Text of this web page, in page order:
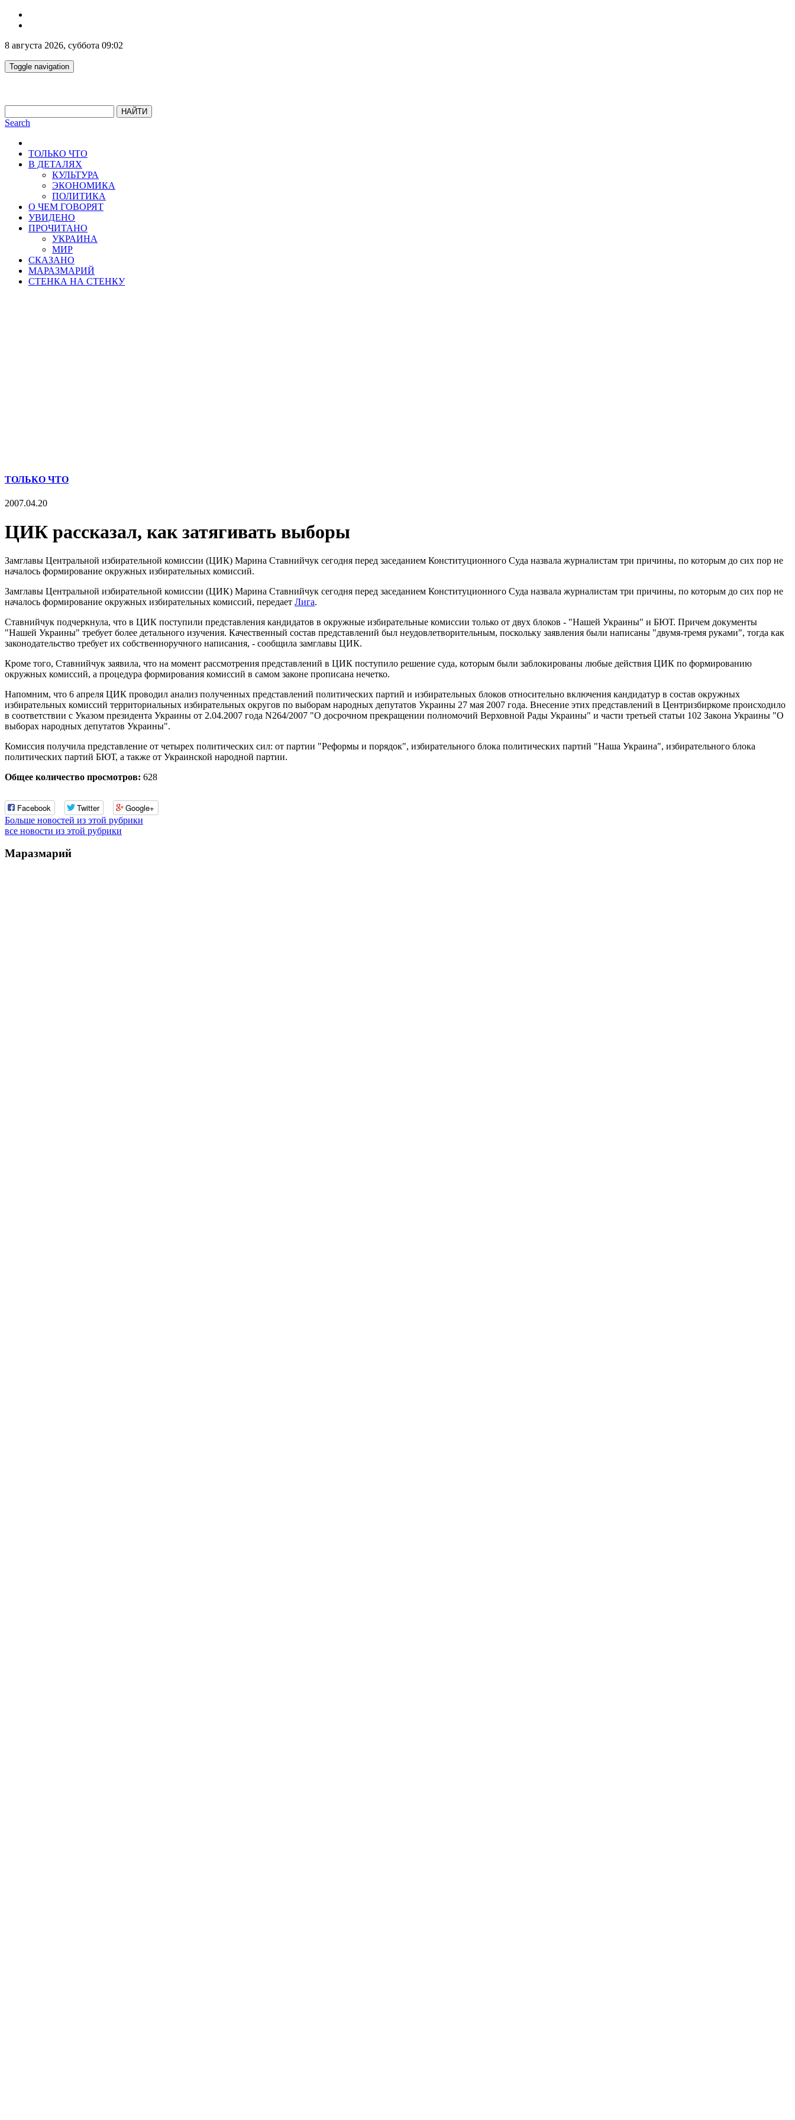
8 августа 2026, суббота 09:02
Toggle navigation
НАЙТИ
Search
ТОЛЬКО ЧТО
В ДЕТАЛЯХ
КУЛЬТУРА
ЭКОНОМИКА
ПОЛИТИКА
О ЧЕМ ГОВОРЯТ
УВИДЕНО
ПРОЧИТАНО
УКРАИНА
МИР
СКАЗАНО
МАРАЗМАРИЙ
СТЕНКА НА СТЕНКУ
ТОЛЬКО ЧТО
2007.04.20
ЦИК рассказал, как затягивать выборы
Замглавы Центральной избирательной комиссии (ЦИК) Марина Ставнийчук сегодня перед заседанием Конституционного Суда назвала журналистам три причины, по которым до сих пор не
началось формирование окружных избирательных комиссий.
Замглавы Центральной избирательной комиссии (ЦИК) Марина Ставнийчук сегодня перед заседанием Конституционного Суда назвала журналистам три причины, по которым до сих пор не
началось формирование окружных избирательных комиссий, передает Лига.
Ставнийчук подчеркнула, что в ЦИК поступили представления кандидатов в окружные избирательные комиссии только от двух блоков - "Нашей Украины" и БЮТ. Причем документы
"Нашей Украины" требует более детального изучения. Качественный состав представлений был неудовлетворительным, поскольку заявления были написаны "двумя-тремя руками", тогда как
законодательство требует их собственноручного написания, - сообщила замглавы ЦИК.
Кроме того, Ставнийчук заявила, что на момент рассмотрения представлений в ЦИК поступило решение суда, которым были заблокированы любые действия ЦИК по формированию
окружных комиссий, а процедура формирования комиссий в самом законе прописана нечетко.
Напомним, что 6 апреля ЦИК проводил анализ полученных представлений политических партий и избирательных блоков относительно включения кандидатур в состав окружных
избирательных комиссий территориальных избирательных округов по выборам народных депутатов Украины 27 мая 2007 года. Внесение этих представлений в Центризбиркоме происходило
в соответствии с Указом президента Украины от 2.04.2007 года N264/2007 "О досрочном прекращении полномочий Верховной Рады Украины" и части третьей статьи 102 Закона Украины "О
выборах народных депутатов Украины".
Комиссия получила представление от четырех политических сил: от партии "Реформы и порядок", избирательного блока политических партий "Наша Украина", избирательного блока
политических партий БЮТ, а также от Украинской народной партии.
Общее количество просмотров: 628
Facebook Twitter Google+
Больше новостей из этой рубрики
все новости из этой рубрики
Маразмарий